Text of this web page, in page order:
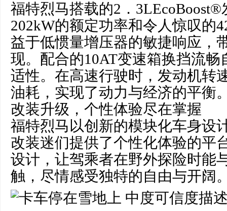
福特烈马搭载的2．
202kW的额定功率和令人惊叹的
益于低惯量增压器的敏捷响应，
现。配合的10AT变速箱换挡流
适性。在高速行驶时，发动机转
油耗，实现了动力与经济的平衡
改装升级，个性体验尽在掌握
福特烈马以创新的模块化车身设
改装迷们提供了个性化体验的平
设计，让驾乘者在野外探险时能
触，尽情感受独特的自由与开阔